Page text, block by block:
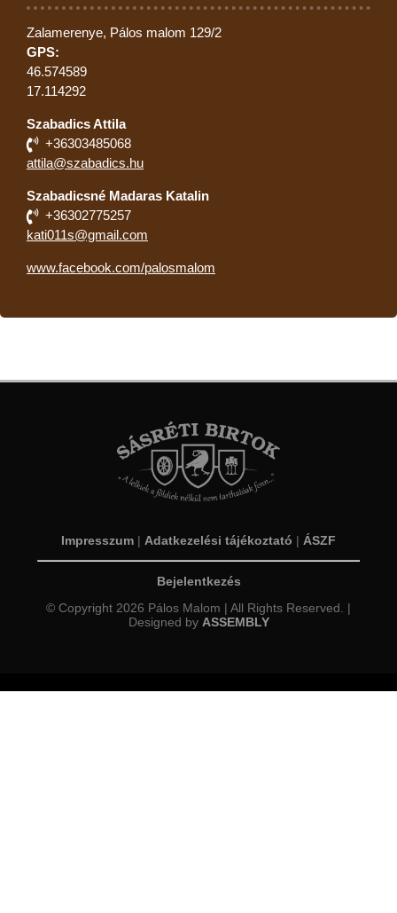
Zalamerenye, Pálos malom 129/2
GPS:
46.574589
17.114292
Szabadics Attila
+36303485068
attila@szabadics.hu
Szabadicsné Madaras Katalin
+36302775257
kati011s@gmail.com
www.facebook.com/palosmalom
Impresszum | Adatkezelési tájékoztató | ÁSZF
Bejelentkezés
© Copyright 2026 Pálos Malom | All Rights Reserved. |
Designed by ASSEMBLY